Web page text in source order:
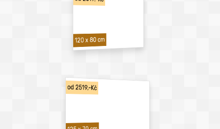
120 x 80 cm
od 2519,-Kč